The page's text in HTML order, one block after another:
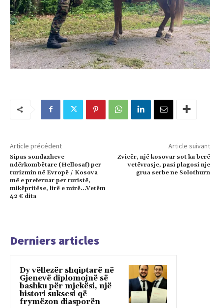
Article précédent
Sipas sondazheve
ndërkombëtare (Hellosaf) per
turizmin në Evropë / Kosova
më e preferuar per turistë,
mikëpritëse, lirë e mirë…Vetëm
42 € dita
Article suivant
Zvicër, një kosovar sot ka berë
vetëvrasje, pasi plagosi nje
grua serbe ne Solothurn
Derniers articles
Dy vëllezër shqiptarë në
Gjenevë diplomojnë së
bashku për mjekësi, një
histori suksesi që
frymëzon diasporën